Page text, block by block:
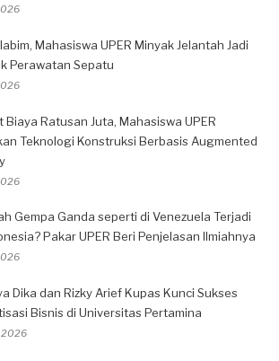
Mahasiswa UPER Minyak Jelantah Jadi
Perawatan Sepatu
Biaya Ratusan Juta, Mahasiswa UPER
Teknologi Konstruksi Berbasis Augmented
Gempa Ganda seperti di Venezuela Terjadi
Pakar UPER Beri Penjelasan Ilmiahnya
Dika dan Rizky Arief Kupas Kunci Sukses
Bisnis di Universitas Pertamina
2026